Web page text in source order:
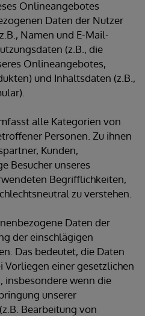
Onlineangebotes
Daten der Nutzer
Namen und E-Mail-
(z.B., die
Onlineangebotes,
und Inhaltsdaten (z.B.,
alle Kategorien von
Personen. Zu ihnen
Kunden,
Besucher unseres
Begrifflichkeiten,
zu verstehen.
Daten der
der einschlägigen
Das bedeutet, die Daten
Vorliegen einer gesetzlichen
insbesondere wenn die
unserer
Bearbeitung von